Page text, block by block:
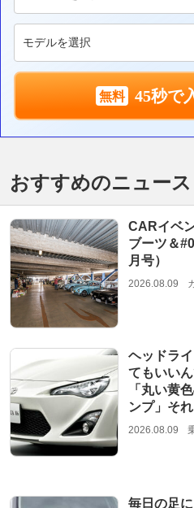
45秒で
おすすめのニュース
CARイベ
ブーツ＆
月号）
2026.08.09
ヘッドラ
てもいい
「丸い黄
ンプ」そ
2026.08.09
毎日の足